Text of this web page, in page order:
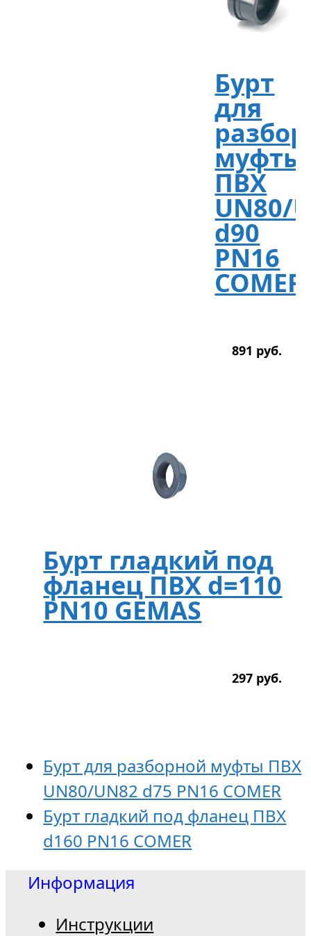
Бурт
для
муфты
ПВХ
UN80/
d90
PN16
COMER
891 руб.
Бурт гладкий под
фланец ПВХ d=110
PN10 GEMAS
297 руб.
Бурт для разборной муфты ПВХ
UN80/UN82 d75 PN16 COMER
Бурт гладкий под фланец ПВХ
d160 PN16 COMER
Информация
Инструкции